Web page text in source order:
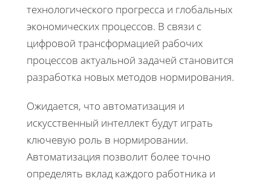
технологического прогресса и глобальных
экономических процессов. В связи с
цифровой трансформацией рабочих
процессов актуальной задачей становится
разработка новых методов нормирования.
Ожидается, что автоматизация и
искусственный интеллект будут играть
ключевую роль в нормировании.
Автоматизация позволит более точно
определять вклад каждого работника и